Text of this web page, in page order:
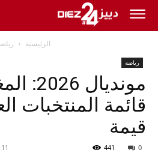
الرئيسية
رياضة
قائمة المنتخبات
قيمة
11 juin 2026 0
441